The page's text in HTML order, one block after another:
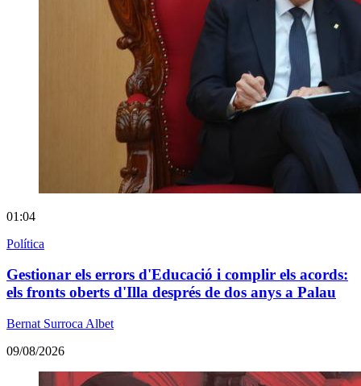
01:04
Política
Gestionar els errors d'Educació i complir els acords:
els fronts oberts d'Illa després de dos anys a Palau
Bernat Surroca Albet
09/08/2026